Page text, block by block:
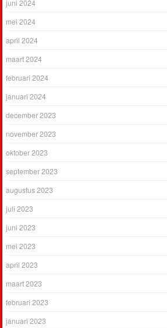
juni 2024
mei 2024
april 2024
maart 2024
februari 2024
januari 2024
december 2023
november 2023
oktober 2023
september 2023
augustus 2023
juli 2023
juni 2023
mei 2023
april 2023
maart 2023
februari 2023
januari 2023